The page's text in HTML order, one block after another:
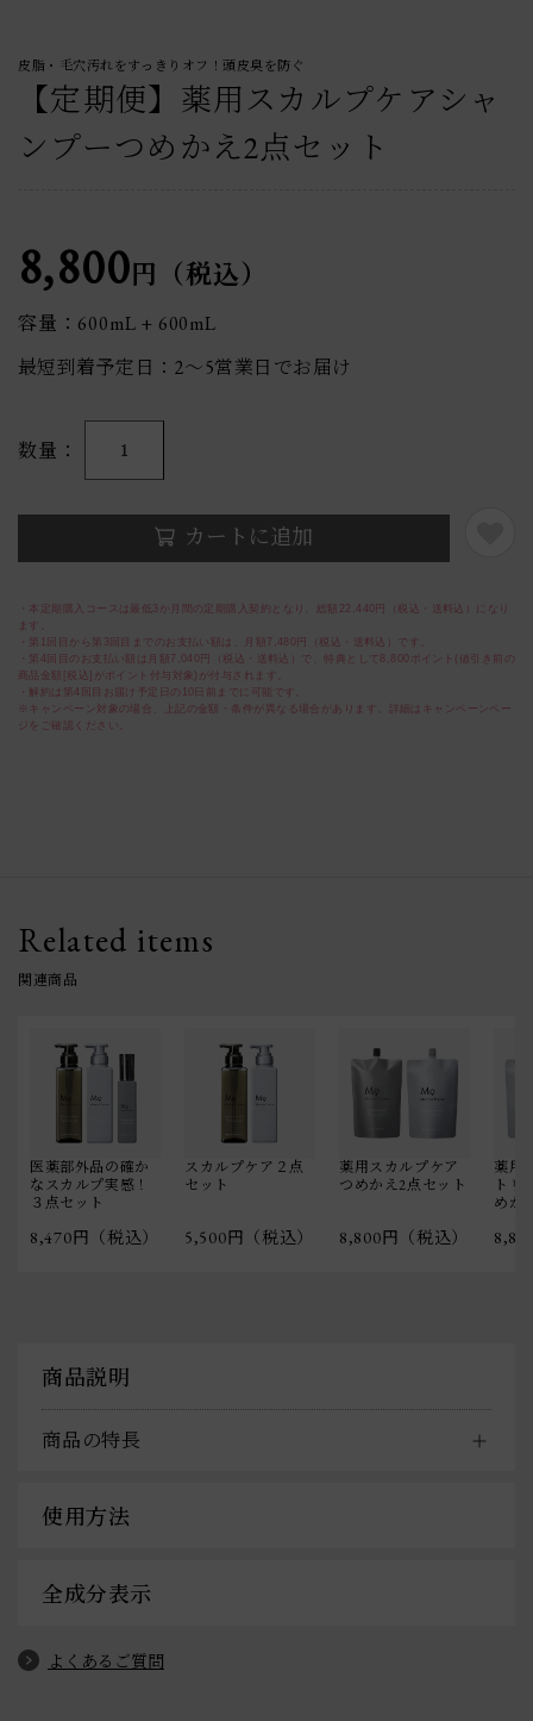
皮脂・毛穴汚れをすっきりオフ！頭皮臭を防ぐ
【定期便】薬用スカルプケアシャ
ンプーつめかえ2点セット
8,800円（税込）
容量：600mL + 600mL
最短到着予定日：2〜5営業日でお届け
数量 1
カートに追加
・本定期購入コースは最低3か月間の定期購入契約となり、総額22,440円（税込・送料込）になり
ます。
・第1回目から第3回目までのお支払い額は、月額7,480円（税込・送料込）です。
・第4回目のお支払い額は月額7,040円（税込・送料込）で、特典として8,800ポイント(値引き前の
商品金額[税込]がポイント付与対象)が付与されます。
・解約は第4回目お届け予定日の10日前までに可能です。
※キャンペーン対象の場合、上記の金額・条件が異なる場合があります。詳細はキャンペーンペー
ジをご確認ください。
Related items
関連商品
医薬部外品の確か
なスカルプ実感！
３点セット
8,470円（税込）
スカルプケア２点
セット
5,500円（税込）
薬用スカルプケア
つめかえ2点セット
8,800円（税込）
薬用
トリ
めか
商品説明
商品の特長
使用方法
全成分表示
よくあるご質問